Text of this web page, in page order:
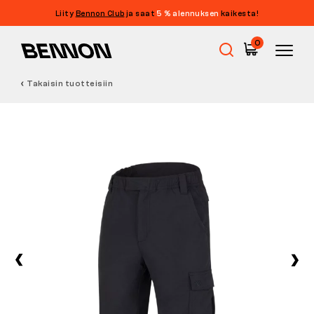
Liity Bennon Club ja saat 5 % alennuksen kaikesta!
0
Paljasjalkakengät
Vapaa-ajan kengät
Takaisin tuotteisiin